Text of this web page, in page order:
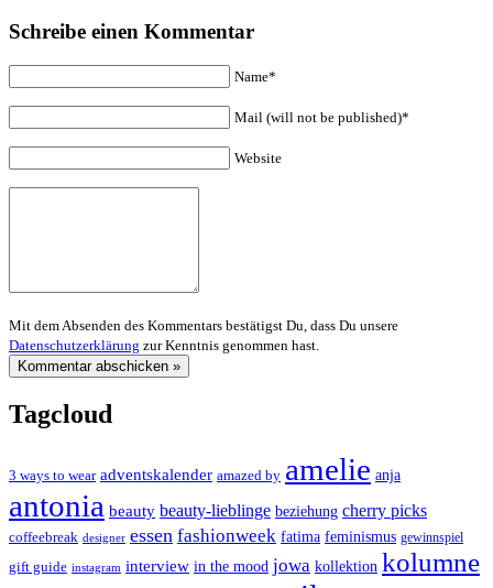
Schreibe einen Kommentar
Name*
Mail (will not be published)*
Website
Mit dem Absenden des Kommentars bestätigst Du, dass Du unsere
Datenschutzerklärung zur Kenntnis genommen hast.
Tagcloud
3 ways to wear adventskalender amazed by amelie anja
antonia beauty beauty-lieblinge beziehung cherry picks
coffeebreak designer essen fashionweek fatima feminismus gewinnspiel
gift guide instagram interview in the mood jowa kollektion kolumne